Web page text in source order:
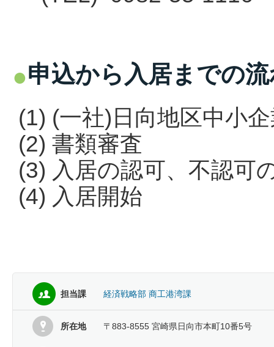
申込から入居までの
(1) (一社) 日向地区中小
(2) 書類審査
(3) 入居の認可、不認可
(4) 入居開始
担当課 経済戦略部 商工港湾課
所在地 〒883-8555 宮崎県日向市本町10番5号